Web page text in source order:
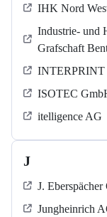
IHK Nord
Industrie- und
Grafschaft
INTERPRINT
ISOTEC
itelligence AG
J
J.
Jungheinrich